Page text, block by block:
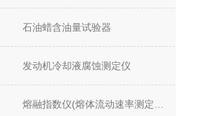
石油蜡含油量试验器
发动机冷却液腐蚀测定仪